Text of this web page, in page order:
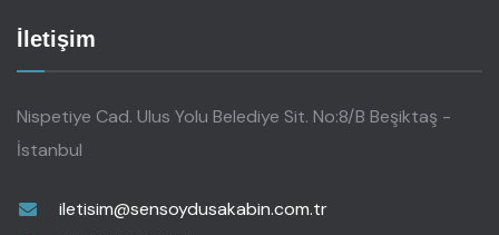
İletişim
Nispetiye Cad. Ulus Yolu Belediye Sit. No:8/B Beşiktaş -
İstanbul
iletisim@sensoydusakabin.com.tr